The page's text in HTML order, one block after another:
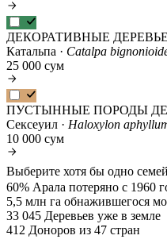
ДЕКОРАТИВНЫЕ
Катальпа · Catalpa
25 000 сум
ПУСТЫННЫЕ ПОРОДЫ
Сексеуил · Haloxylon
10 000 сум
Выберите хотя бы одно
60% Арала потеряно с 1960
5,5 млн га обнажившегося
33 045 Деревьев уже в земле
412 Доноров из 47 стран